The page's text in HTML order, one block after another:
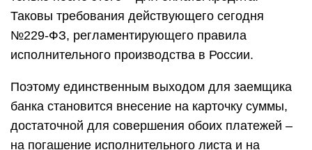
Таковы требования действующего сегодня
№229-ФЗ, регламентирующего правила
исполнительного производства в России.
Поэтому единственным выходом для заемщика
банка становится внесение на карточку суммы,
достаточной для совершения обоих платежей –
на погашение исполнительного листа и на